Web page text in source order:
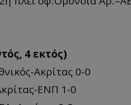
4 εκτός)
Ακρίτας 0-0
ΕΝΠ 1-0